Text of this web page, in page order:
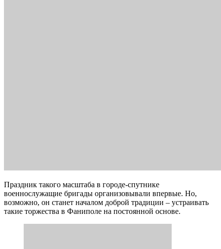
Праздник такого масштаба в городе-спутнике
военнослужащие бригады организовывали впервые. Но,
возможно, он станет началом доброй традиции – устраивать
такие торжества в Фаниполе на постоянной основе.